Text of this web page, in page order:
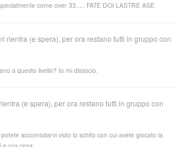
come over 33..... FATE DOI LASTRE ASE
rientra (e spera), per ora restano tutti in gruppo con
a questo livello? Io mi dissocio.
(e spera), per ora restano tutti in gruppo con
accomodarvi visto lo schifo con cui avete giocato la